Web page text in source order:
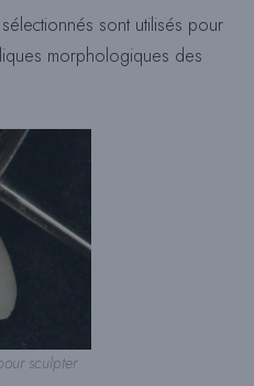
sont utilisés pour
morphologiques des
sculpter